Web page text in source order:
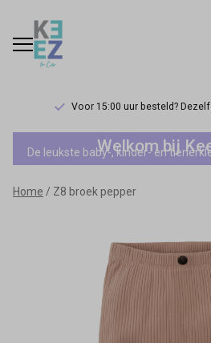
Voor 15:00 uur besteld?
Z8
broek
pepper
Keez&Co
Welkom bij
De leukste baby-, kinder- en
Home Z8 broek pepper